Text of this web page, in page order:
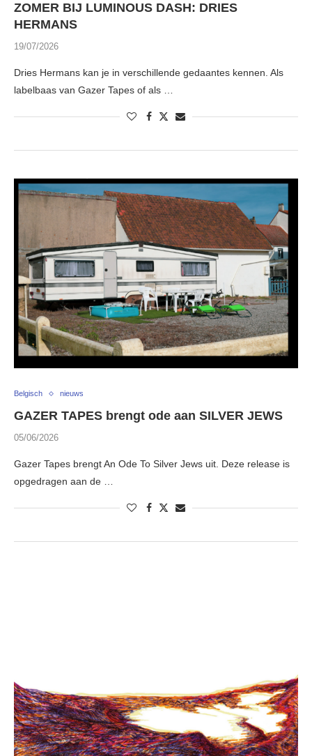
ZOMER BIJ LUMINOUS DASH: DRIES
HERMANS
19/07/2026
Dries Hermans kan je in verschillende gedaantes kennen. Als
labelbaas van Gazer Tapes of als …
Belgisch nieuws
GAZER TAPES brengt ode aan SILVER JEWS
05/06/2026
Gazer Tapes brengt An Ode To Silver Jews uit. Deze release is
opgedragen aan de …